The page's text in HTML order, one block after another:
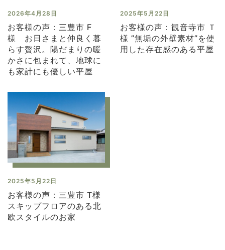
2026年4月28日
お客様の声：三豊市 F
様 お日さまと仲良く暮
らす贅沢。陽だまりの暖
かさに包まれて、地球に
も家計にも優しい平屋
2025年5月22日
お客様の声：観音寺市 Ｔ
様 ”無垢の外壁素材”を使
用した存在感のある平屋
2025年5月22日
お客様の声：三豊市 T様
スキップフロアのある北
欧スタイルのお家